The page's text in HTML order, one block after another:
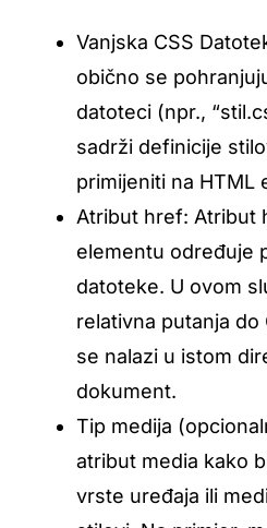
Vanjska CSS
obično se
datoteci (npr.,
sadrži definicije
primijeniti na HTML
Atribut href: Atribut
elementu određuje
datoteke. U ovom
relativna putanja do
se nalazi u istom
dokument.
Tip medija
atribut media kako
vrste uređaja ili